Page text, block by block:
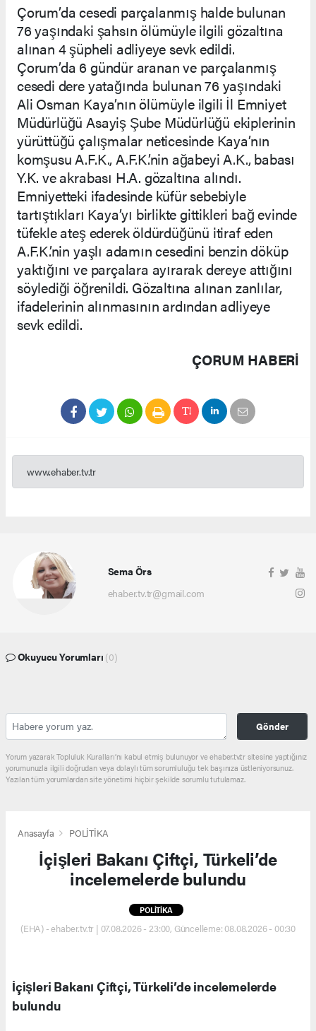
Çorum’da cesedi parçalanmış halde bulunan
76 yaşındaki şahsın ölümüyle ilgili gözaltına
alınan 4 şüpheli adliyeye sevk edildi.
Çorum’da 6 gündür aranan ve parçalanmış
cesedi dere yatağında bulunan 76 yaşındaki
Ali Osman Kaya’nın ölümüyle ilgili İl Emniyet
Müdürlüğü Asayiş Şube Müdürlüğü ekiplerinin
yürüttüğü çalışmalar neticesinde Kaya’nın
komşusu A.F.K., A.F.K.’nin ağabeyi A.K., babası
Y.K. ve akrabası H.A. gözaltına alındı.
Emniyetteki ifadesinde küfür sebebiyle
tartıştıkları Kaya’yı birlikte gittikleri bağ evinde
tüfekle ateş ederek öldürdüğünü itiraf eden
A.F.K.’nin yaşlı adamın cesedini benzin döküp
yaktığını ve parçalara ayırarak dereye attığını
söylediği öğrenildi. Gözaltına alınan zanlılar,
ifadelerinin alınmasının ardından adliyeye
sevk edildi.
ÇORUM HABERİ
www.ehaber.tv.tr
Sema Örs
ehaber.tv.tr@gmail.com
Okuyucu Yorumları (0)
Gönder
Yorum yazarak Topluluk Kuralları’nı kabul etmiş bulunuyor ve ehaber.tv.tr sitesine yaptığınız
yorumunuzla ilgili doğrudan veya dolaylı tüm sorumluluğu tek başınıza üstleniyorsunuz.
Yazılan tüm yorumlardan site yönetimi hiçbir şekilde sorumlu tutulamaz.
Anasayfa POLİTİKA
İçişleri Bakanı Çiftçi, Türkeli’de
incelemelerde bulundu
POLİTİKA
(EHA) - ehaber.tv.tr | 07.08.2026 - 23:00, Güncelleme: 08.08.2026 - 00:30
İçişleri Bakanı Çiftçi, Türkeli’de incelemelerde
bulundu